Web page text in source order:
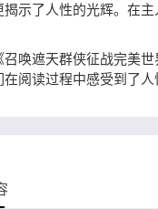
揭示了人性的光辉。在
召唤遮天群侠征战完美
在阅读过程中感受到了人